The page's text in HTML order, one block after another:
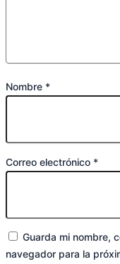
Nombre *
Correo electrónico *
Guarda mi nombre,
navegador para la